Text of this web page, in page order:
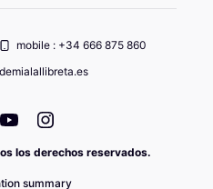
mobile : +34 666 875 860
los derechos reservados.
summary